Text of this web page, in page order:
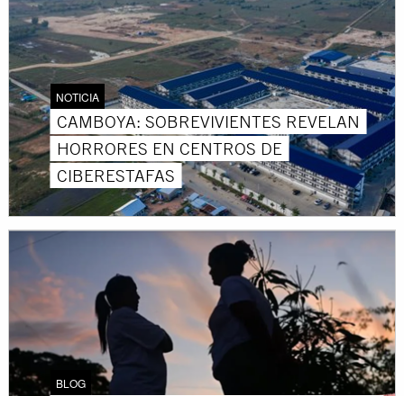
NOTICIA
CAMBOYA: SOBREVIVIENTES REVELAN
HORRORES EN CENTROS DE
CIBERESTAFAS
BLOG